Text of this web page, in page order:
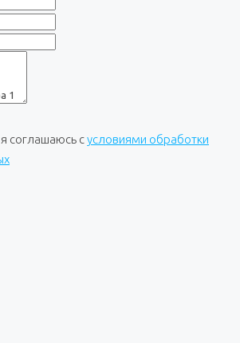
соглашаюсь сусловиями обработки